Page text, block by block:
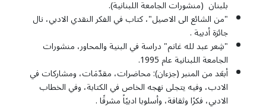
بلبنان (منشورات الجامعة اللبنانية).
"من الشائع الى الاصيل"، كتاب في الفكر النقدي الادبي، نال
جائزة أدبية .
"شِعر عبد لله غانم" دراسة في البنية والمحاور، منشورات
الجامعة اللبنانية عام 1995.
أبعَد من المنبر (جزءان): محاضرات، مقدّمَات، ومشاركات في
الادب، وفيه يتجلى نهجه الخاص في الكتابة، وفي الخطاب
الادبي، فكرًا وثقافة، وأسلوبا ادبيًاً مشرقًا .